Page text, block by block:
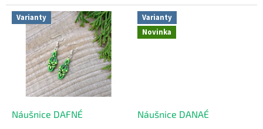
Varianty
Náušnice DAFNÉ
Varianty
Novinka
Náušnice DANAÉ